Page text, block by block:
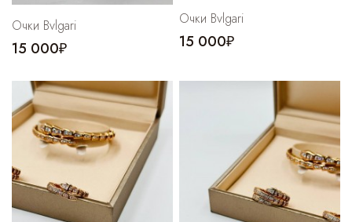
Очки Bvlgari
15 000₽
Очки Bvlgari
15 000₽